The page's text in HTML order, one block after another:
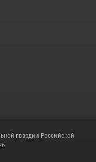
гвардии Российской